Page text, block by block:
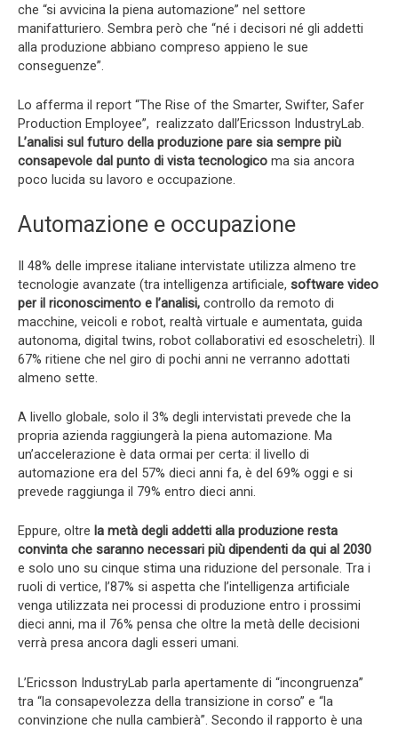
che “si avvicina la piena automazione” nel settore
manifatturiero. Sembra però che “né i decisori né gli addetti
alla produzione abbiano compreso appieno le sue
conseguenze”.
Lo afferma il report “The Rise of the Smarter, Swifter, Safer
Production Employee”, realizzato dall’Ericsson IndustryLab.
L’analisi sul futuro della produzione pare sia sempre più
consapevole dal punto di vista tecnologico ma sia ancora
poco lucida su lavoro e occupazione.
Automazione e occupazione
Il 48% delle imprese italiane intervistate utilizza almeno tre
tecnologie avanzate (tra intelligenza artificiale, software video
per il riconoscimento e l’analisi, controllo da remoto di
macchine, veicoli e robot, realtà virtuale e aumentata, guida
autonoma, digital twins, robot collaborativi ed esoscheletri). Il
67% ritiene che nel giro di pochi anni ne verranno adottati
almeno sette.
A livello globale, solo il 3% degli intervistati prevede che la
propria azienda raggiungerà la piena automazione. Ma
un’accelerazione è data ormai per certa: il livello di
automazione era del 57% dieci anni fa, è del 69% oggi e si
prevede raggiunga il 79% entro dieci anni.
Eppure, oltre la metà degli addetti alla produzione resta
convinta che saranno necessari più dipendenti da qui al 2030
e solo uno su cinque stima una riduzione del personale. Tra i
ruoli di vertice, l’87% si aspetta che l’intelligenza artificiale
venga utilizzata nei processi di produzione entro i prossimi
dieci anni, ma il 76% pensa che oltre la metà delle decisioni
verrà presa ancora dagli esseri umani.
L’Ericsson IndustryLab parla apertamente di “incongruenza”
tra “la consapevolezza della transizione in corso” e “la
convinzione che nulla cambierà”. Secondo il rapporto è una